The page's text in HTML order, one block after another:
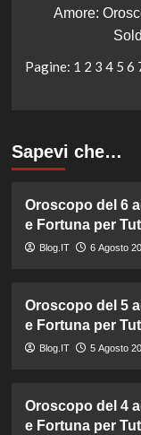
Amore:
Pagine: 1 2 3 4 5 6
Sapevi che…
Oroscopo del 6
e Fortuna per
Blog.IT 6 Agosto
Oroscopo del 5
e Fortuna per
Blog.IT 5 Agosto
Oroscopo del 4
e Fortuna per